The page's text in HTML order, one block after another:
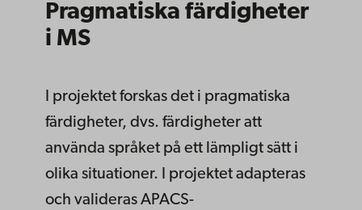
Pragmatiska färdigheter
i MS
I projektet forskas det i pragmatiska
färdigheter, dvs. färdigheter att
använda språket på ett lämpligt sätt i
olika situationer. I projektet adapteras
och valideras APACS-